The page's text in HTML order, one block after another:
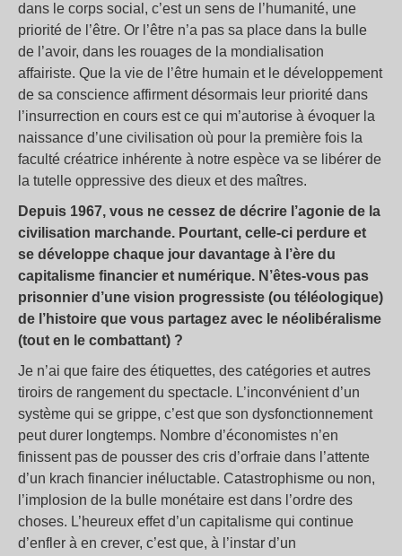
dans le corps social, c’est un sens de l’humanité, une
priorité de l’être. Or l’être n’a pas sa place dans la bulle
de l’avoir, dans les rouages de la mondialisation
affairiste. Que la vie de l’être humain et le développement
de sa conscience affirment désormais leur priorité dans
l’insurrection en cours est ce qui m’autorise à évoquer la
naissance d’une civilisation où pour la première fois la
faculté créatrice inhérente à notre espèce va se libérer de
la tutelle oppressive des dieux et des maîtres.
Depuis 1967, vous ne cessez de décrire l’agonie de la
civilisation marchande. Pourtant, celle-ci perdure et
se développe chaque jour davantage à l’ère du
capitalisme financier et numérique. N’êtes-vous pas
prisonnier d’une vision progressiste (ou téléologique)
de l’histoire que vous partagez avec le néolibéralisme
(tout en le combattant) ?
Je n’ai que faire des étiquettes, des catégories et autres
tiroirs de rangement du spectacle. L’inconvénient d’un
système qui se grippe, c’est que son dysfonctionnement
peut durer longtemps. Nombre d’économistes n’en
finissent pas de pousser des cris d’orfraie dans l’attente
d’un krach financier inéluctable. Catastrophisme ou non,
l’implosion de la bulle monétaire est dans l’ordre des
choses. L’heureux effet d’un capitalisme qui continue
d’enfler à en crever, c’est que, à l’instar d’un